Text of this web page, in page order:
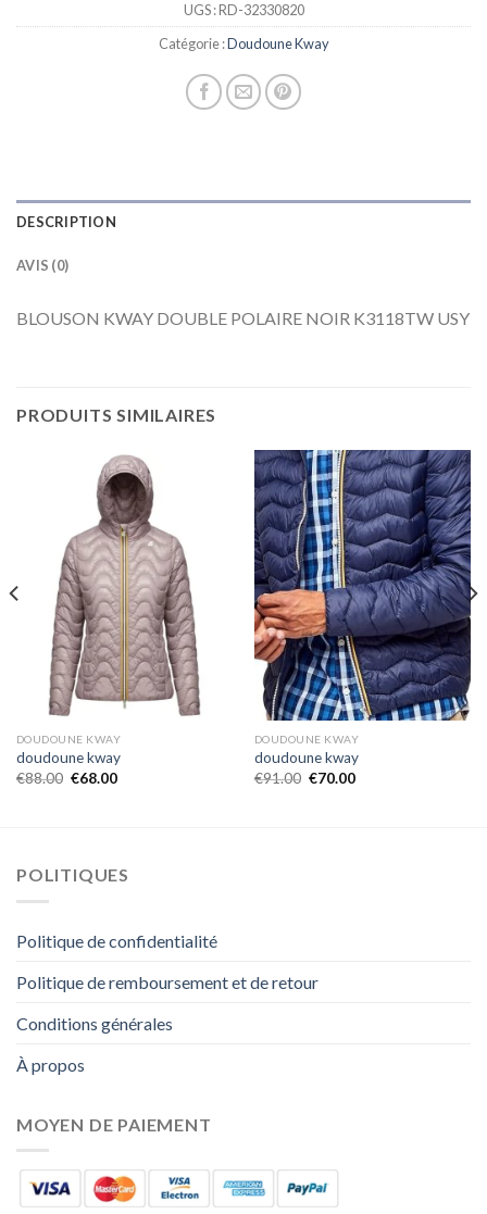
UGS :RD-32330820
Catégorie :Doudoune Kway
DESCRIPTION
AVIS (0)
BLOUSON KWAY DOUBLE POLAIRE NOIR K3118TW USY
PRODUITS SIMILAIRES
DOUDOUNE KWAY
doudoune kway
€88.00 €68.00
DOUDOUNE KWAY
doudoune kway
€91.00 €70.00
POLITIQUES
Politique de confidentialité
Politique de remboursement et de retour
Conditions générales
À propos
MOYEN DE PAIEMENT